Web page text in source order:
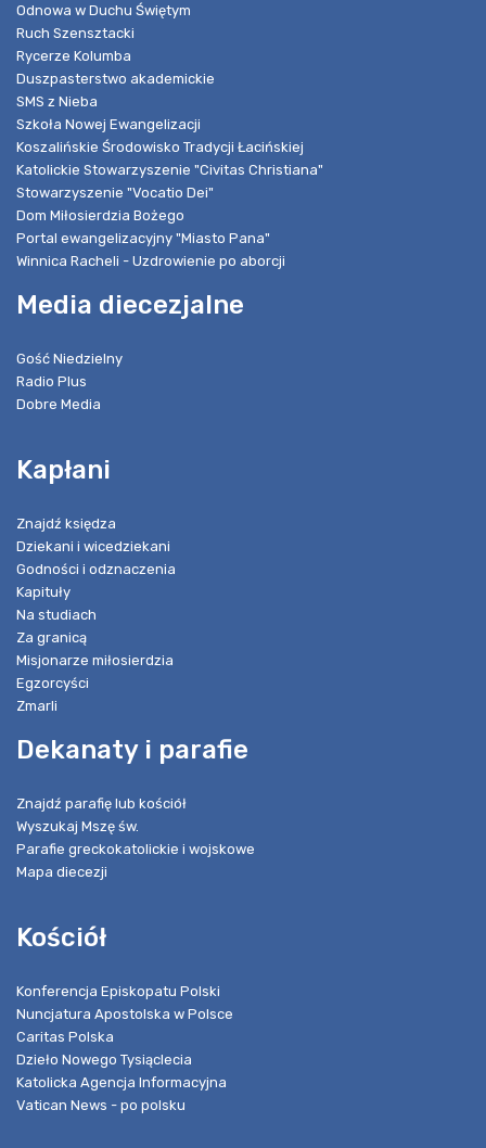
Odnowa w Duchu Świętym
Ruch Szensztacki
Rycerze Kolumba
Duszpasterstwo akademickie
SMS z Nieba
Szkoła Nowej Ewangelizacji
Koszalińskie Środowisko Tradycji Łacińskiej
Katolickie Stowarzyszenie "Civitas Christiana"
Stowarzyszenie "Vocatio Dei"
Dom Miłosierdzia Bożego
Portal ewangelizacyjny "Miasto Pana"
Winnica Racheli - Uzdrowienie po aborcji
Media diecezjalne
Gość Niedzielny
Radio Plus
Dobre Media
Kapłani
Znajdź księdza
Dziekani i wicedziekani
Godności i odznaczenia
Kapituły
Na studiach
Za granicą
Misjonarze miłosierdzia
Egzorcyści
Zmarli
Dekanaty i parafie
Znajdź parafię lub kościół
Wyszukaj Mszę św.
Parafie greckokatolickie i wojskowe
Mapa diecezji
Kościół
Konferencja Episkopatu Polski
Nuncjatura Apostolska w Polsce
Caritas Polska
Dzieło Nowego Tysiąclecia
Katolicka Agencja Informacyjna
Vatican News - po polsku